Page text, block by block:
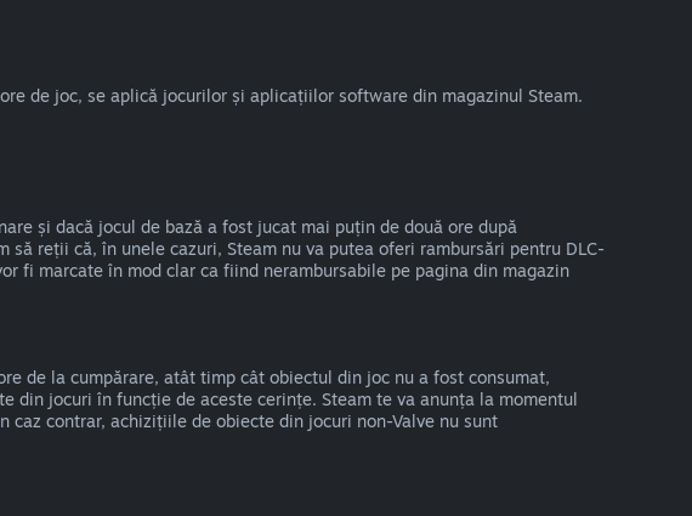
de joc, se aplică jocurilor și aplicațiilor software din magazinul Steam.
și dacă jocul de bază a fost jucat mai puțin de două ore după
reții că, în unele cazuri, Steam nu va putea oferi rambursări pentru DLC-
fi marcate în mod clar ca fiind nerambursabile pe pagina din magazin
de la cumpărare, atât timp cât obiectul din joc nu a fost consumat,
jocuri în funcție de aceste cerințe. Steam te va anunța la momentul
contrar, achizițiile de obiecte din jocuri non-Valve nu sunt